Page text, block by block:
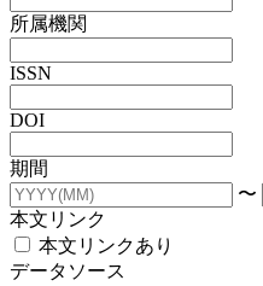
所属機関
ISSN
DOI
期間
〜
本文リンク
本文リンクあり
データソース